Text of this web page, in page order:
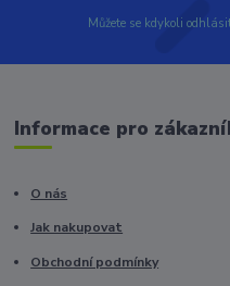
Můžete se kdykoli
Informace pro
O nás
Jak nakupovat
Obchodní podmínky